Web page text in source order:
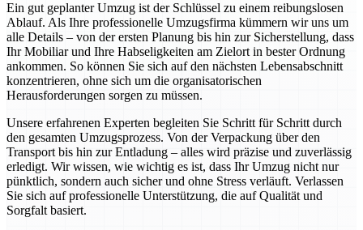
Ein gut geplanter Umzug ist der Schlüssel zu einem reibungslosen
Ablauf. Als Ihre professionelle Umzugsfirma kümmern wir uns um
alle Details – von der ersten Planung bis hin zur Sicherstellung, dass
Ihr Mobiliar und Ihre Habseligkeiten am Zielort in bester Ordnung
ankommen. So können Sie sich auf den nächsten Lebensabschnitt
konzentrieren, ohne sich um die organisatorischen
Herausforderungen sorgen zu müssen.
Unsere erfahrenen Experten begleiten Sie Schritt für Schritt durch
den gesamten Umzugsprozess. Von der Verpackung über den
Transport bis hin zur Entladung – alles wird präzise und zuverlässig
erledigt. Wir wissen, wie wichtig es ist, dass Ihr Umzug nicht nur
pünktlich, sondern auch sicher und ohne Stress verläuft. Verlassen
Sie sich auf professionelle Unterstützung, die auf Qualität und
Sorgfalt basiert.